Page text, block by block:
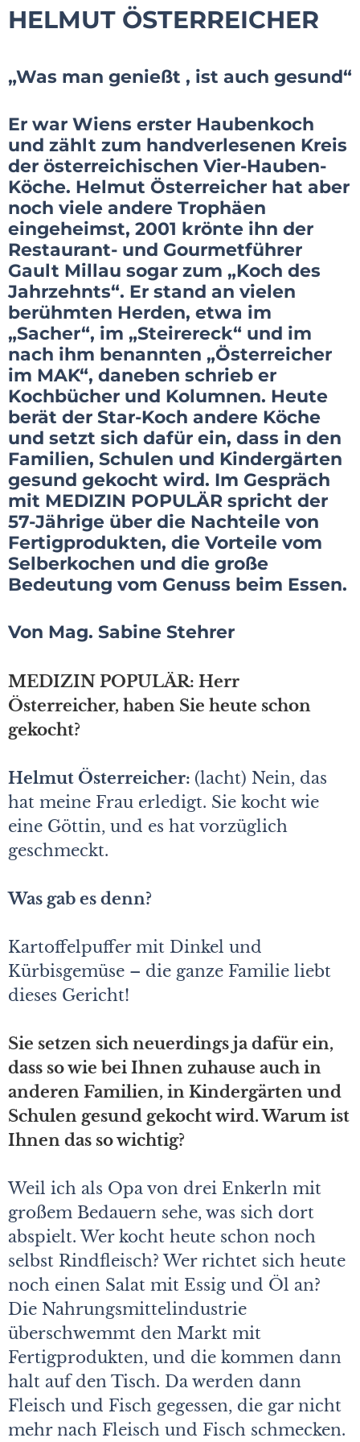
HELMUT ÖSTERREICHER
„Was man genießt , ist auch gesund“
Er war Wiens erster Haubenkoch
und zählt zum handverlesenen Kreis
der österreichischen Vier-Hauben-
Köche. Helmut Österreicher hat aber
noch viele andere Trophäen
eingeheimst, 2001 krönte ihn der
Restaurant- und Gourmetführer
Gault Millau sogar zum „Koch des
Jahrzehnts“. Er stand an vielen
berühmten Herden, etwa im
„Sacher“, im „Steirereck“ und im
nach ihm benannten „Österreicher
im MAK“, daneben schrieb er
Kochbücher und Kolumnen. Heute
berät der Star-Koch andere Köche
und setzt sich dafür ein, dass in den
Familien, Schulen und Kindergärten
gesund gekocht wird. Im Gespräch
mit MEDIZIN POPULÄR spricht der
57-Jährige über die Nachteile von
Fertigprodukten, die Vorteile vom
Selberkochen und die große
Bedeutung vom Genuss beim Essen.
Von Mag. Sabine Stehrer
MEDIZIN POPULÄR: Herr
Österreicher, haben Sie heute schon
gekocht?
Helmut Österreicher: (lacht) Nein, das
hat meine Frau erledigt. Sie kocht wie
eine Göttin, und es hat vorzüglich
geschmeckt.
Was gab es denn?
Kartoffelpuffer mit Dinkel und
Kürbisgemüse – die ganze Familie liebt
dieses Gericht!
Sie setzen sich neuerdings ja dafür ein,
dass so wie bei Ihnen zuhause auch in
anderen Familien, in Kindergärten und
Schulen gesund gekocht wird. Warum ist
Ihnen das so wichtig?
Weil ich als Opa von drei Enkerln mit
großem Bedauern sehe, was sich dort
abspielt. Wer kocht heute schon noch
selbst Rindfleisch? Wer richtet sich heute
noch einen Salat mit Essig und Öl an?
Die Nahrungsmittelindustrie
überschwemmt den Markt mit
Fertigprodukten, und die kommen dann
halt auf den Tisch. Da werden dann
Fleisch und Fisch gegessen, die gar nicht
mehr nach Fleisch und Fisch schmecken.